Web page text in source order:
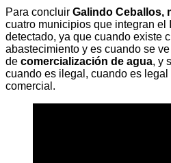
Para concluir Galindo Ceballos,
cuatro municipios que integran el
detectado, ya que cuando existe
abastecimiento y es cuando se
de comercialización de agua, y
cuando es ilegal, cuando es legal
comercial.